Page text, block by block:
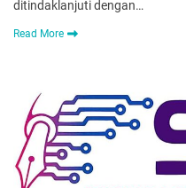
ditindaklanjuti dengan…
Read More